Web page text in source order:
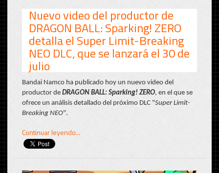
Nuevo video del productor de
DRAGON BALL: Sparking! ZERO
detalla el Super Limit-Breaking
NEO DLC, que se lanzará el 30 de
julio
Bandai Namco ha publicado hoy un nuevo video del
productor de DRAGON BALL: Sparking! ZERO, en el que se
ofrece un análisis detallado del próximo DLC "Super Limit-
Breaking NEO".
Continuar leyendo...